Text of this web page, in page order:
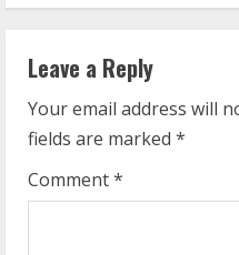
i
n
u
e
R
Leave a Reply
Your email address will
fields are marked *
Comment*